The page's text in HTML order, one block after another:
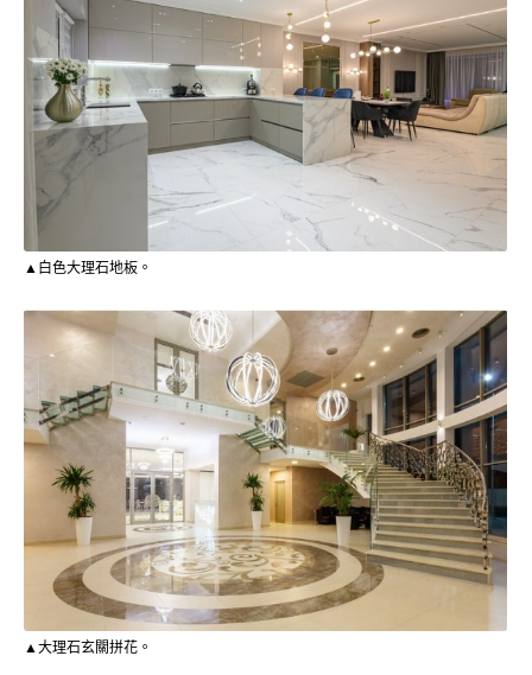
▲白色大理石地板。
▲大理石玄關拼花。